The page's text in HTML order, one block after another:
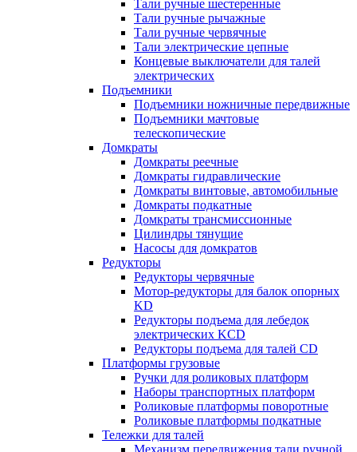
Тали ручные шестеренные
Тали ручные рычажные
Тали ручные червячные
Тали электрические цепные
Концевые выключатели для талей
электрических
Подъемники
Подъемники ножничные передвижные
Подъемники мачтовые
телескопические
Домкраты
Домкраты реечные
Домкраты гидравлические
Домкраты винтовые, автомобильные
Домкраты подкатные
Домкраты трансмиссионные
Цилиндры тянущие
Насосы для домкратов
Редукторы
Редукторы червячные
Мотор-редукторы для балок опорных
KD
Редукторы подъема для лебедок
электрических KCD
Редукторы подъема для талей CD
Платформы грузовые
Ручки для роликовых платформ
Наборы транспортных платформ
Роликовые платформы поворотные
Роликовые платформы подкатные
Тележки для талей
Механизм передвижения тали ручной